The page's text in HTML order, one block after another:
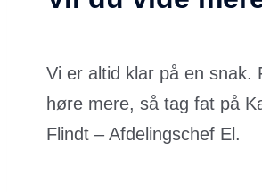
Vi er altid klar på en snak.
høre mere, så tag fat på
Flindt – Afdelingschef El.